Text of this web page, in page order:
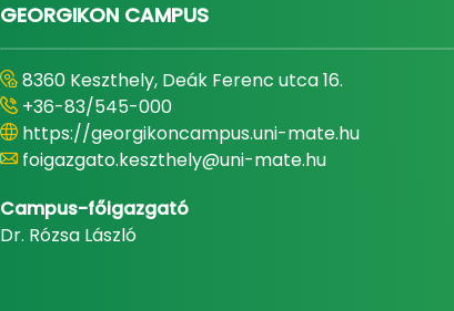
GEORGIKON CAMPUS
8360 Keszthely, Deák Ferenc utca 16.
+36-83/545-000
https://georgikoncampus.uni-mate.hu
foigazgato.keszthely@uni-mate.hu
Campus-főigazgató
Dr. Rózsa László